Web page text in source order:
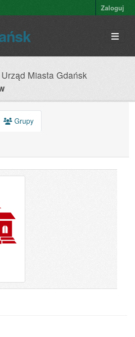
Zaloguj
Urząd Miasta Gdańsk
Grupy